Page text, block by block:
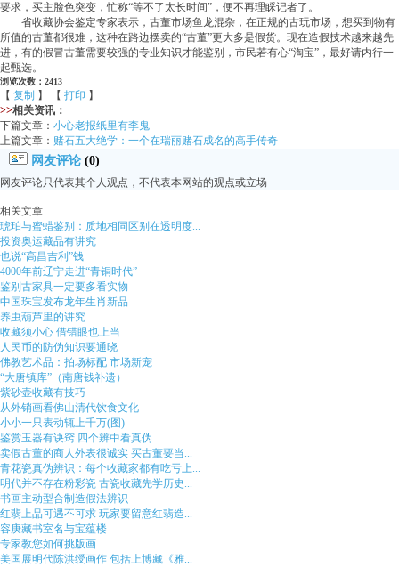
要求，买主脸色突变，忙称“等不了太长时间”，便不再理睬记者了。
省收藏协会鉴定专家表示，古董市场鱼龙混杂，在正规的古玩市场，想买到物有
所值的古董都很难，这种在路边摆卖的“古董”更大多是假货。现在造假技术越来越先
进，有的假冒古董需要较强的专业知识才能鉴别，市民若有心“淘宝”，最好请内行一
起甄选。
浏览次数：2413
【 复制 】 【 打印 】
>>相关资讯：
下篇文章： 小心老报纸里有李鬼
上篇文章： 赌石五大绝学：一个在瑞丽赌石成名的高手传奇
网友评论 (0)
网友评论只代表其个人观点，不代表本网站的观点或立场
相关文章
琥珀与蜜蜡鉴别：质地相同区别在透明度...
投资奥运藏品有讲究
也说“高昌吉利”钱
4000年前辽宁走进“青铜时代”
鉴别古家具一定要多看实物
中国珠宝发布龙年生肖新品
养虫葫芦里的讲究
收藏须小心 借错眼也上当
人民币的防伪知识要通晓
佛教艺术品：拍场标配 市场新宠
“大唐镇库”（南唐钱补遗）
紫砂壶收藏有技巧
从外销画看佛山清代饮食文化
小小一只表动辄上千万(图)
鉴赏玉器有诀窍 四个辨中看真伪
卖假古董的商人外表很诚实 买古董要当...
青花瓷真伪辨识：每个收藏家都有吃亏上...
明代并不存在粉彩瓷 古瓷收藏先学历史...
书画主动型合制造假法辨识
红翡上品可遇不可求 玩家要留意红翡造...
容庚藏书室名与宝蕴楼
专家教您如何挑版画
美国展明代陈洪绶画作 包括上博藏《雅...